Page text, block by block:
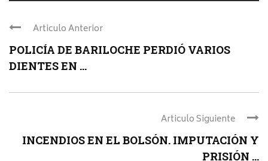
Articulo Anterior
POLICÍA DE BARILOCHE PERDIÓ VARIOS
DIENTES EN ...
Articulo Siguiente
INCENDIOS EN EL BOLSÓN. IMPUTACIÓN Y
PRISIÓN ...